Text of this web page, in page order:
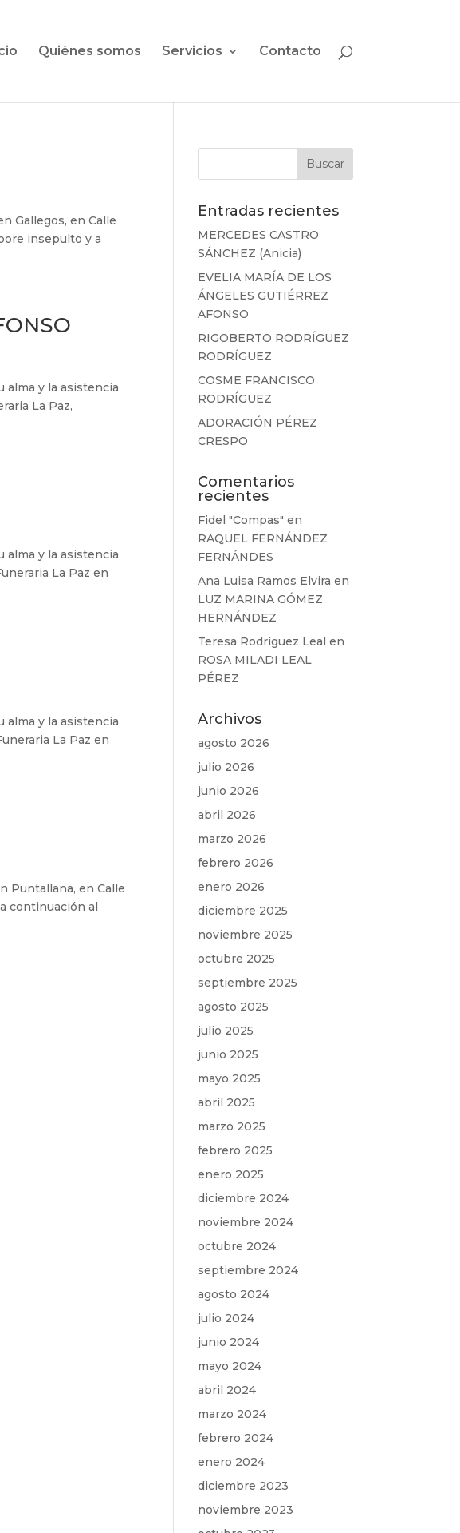
Quiénes somos Servicios Contacto
Gallegos, en Calle
insepulto y a
alma y la asistencia
La Paz,
alma y la asistencia
La Paz en
alma y la asistencia
La Paz en
Puntallana, en Calle
continuación al
Entradas recientes
MERCEDES CASTRO
SÁNCHEZ (Anicia)
EVELIA MARÍA DE LOS
ÁNGELES GUTIÉRREZ
AFONSO
RIGOBERTO RODRÍGUEZ
RODRÍGUEZ
COSME FRANCISCO
RODRÍGUEZ
ADORACIÓN PÉREZ
CRESPO
Comentarios
recientes
Fidel "Compas" en
RAQUEL FERNÁNDEZ
FERNÁNDES
Ana Luisa Ramos Elvira en
LUZ MARINA GÓMEZ
HERNÁNDEZ
Teresa Rodríguez Leal en
ROSA MILADI LEAL
PÉREZ
Archivos
agosto 2026
julio 2026
junio 2026
abril 2026
marzo 2026
febrero 2026
enero 2026
diciembre 2025
noviembre 2025
octubre 2025
septiembre 2025
agosto 2025
julio 2025
junio 2025
mayo 2025
abril 2025
marzo 2025
febrero 2025
enero 2025
diciembre 2024
noviembre 2024
octubre 2024
septiembre 2024
agosto 2024
julio 2024
junio 2024
mayo 2024
abril 2024
marzo 2024
febrero 2024
enero 2024
diciembre 2023
noviembre 2023